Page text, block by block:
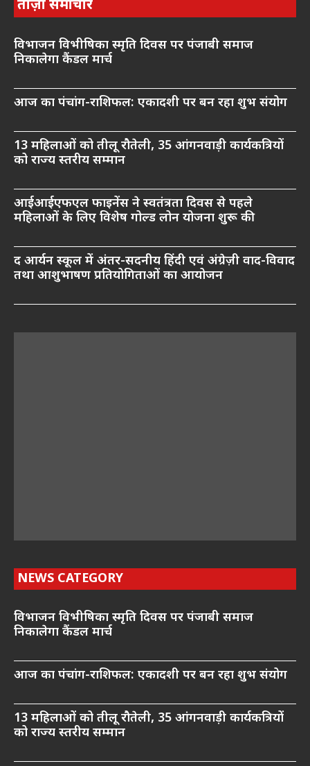
ताज़ा समाचार
विभाजन विभीषिका स्मृति दिवस पर पंजाबी समाज
निकालेगा कैंडल मार्च
आज का पंचांग-राशिफल: एकादशी पर बन रहा शुभ संयोग
13 महिलाओं को तीलू रौतेली, 35 आंगनवाड़ी कार्यकत्रियों
को राज्य स्तरीय सम्मान
आईआईएफएल फाइनेंस ने स्वतंत्रता दिवस से पहले
महिलाओं के लिए विशेष गोल्ड लोन योजना शुरू की
द आर्यन स्कूल में अंतर-सदनीय हिंदी एवं अंग्रेज़ी वाद-विवाद
तथा आशुभाषण प्रतियोगिताओं का आयोजन
NEWS CATEGORY
विभाजन विभीषिका स्मृति दिवस पर पंजाबी समाज
निकालेगा कैंडल मार्च
आज का पंचांग-राशिफल: एकादशी पर बन रहा शुभ संयोग
13 महिलाओं को तीलू रौतेली, 35 आंगनवाड़ी कार्यकत्रियों
को राज्य स्तरीय सम्मान